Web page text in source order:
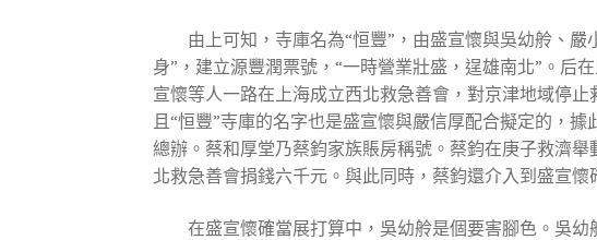
由上可知，寺庫名為“恒豐”，由盛宣懷與吳幼舲、
身”，建立源豐潤票號，“一時營業壯盛，逞雄南北”。后
宣懷等人一路在上海成立西北救急善會，對京津地域停
且“恒豐”寺庫的名字也是盛宣懷與嚴信厚配合擬定的，
總辦。蔡和厚堂乃蔡鈞家族賬房稱號。蔡鈞在庚子救濟
北救急善會捐錢六千元。與此同時，蔡鈞還介入到盛宣
在盛宣懷確當展打算中，吳幼舲是個要害腳色。吳